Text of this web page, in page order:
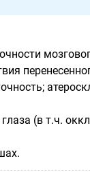
(в т.ч.